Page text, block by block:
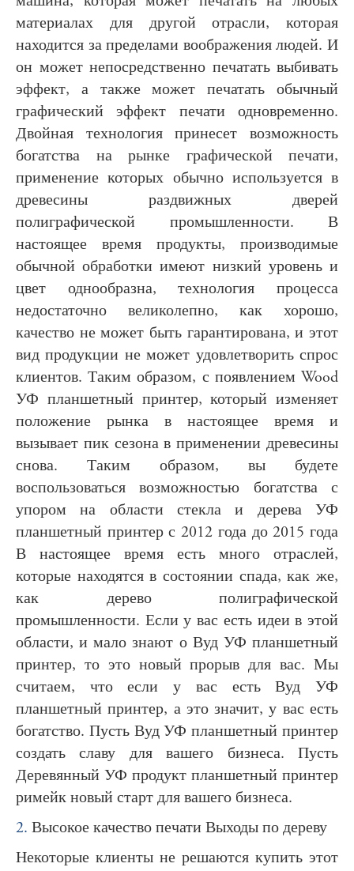
материалах для другой отрасли, которая
находится за пределами воображения людей. И
он может непосредственно печатать выбивать
эффект, а также может печатать обычный
графический эффект печати одновременно.
Двойная технология принесет возможность
богатства на рынке графической печати,
применение которых обычно используется в
древесины раздвижных дверей
полиграфической промышленности. В
настоящее время продукты, производимые
обычной обработки имеют низкий уровень и
цвет однообразна, технология процесса
недостаточно великолепно, как хорошо,
качество не может быть гарантирована, и этот
вид продукции не может удовлетворить спрос
клиентов. Таким образом, с появлением Wood
УФ планшетный принтер, который изменяет
положение рынка в настоящее время и
вызывает пик сезона в применении древесины
снова. Таким образом, вы будете
воспользоваться возможностью богатства с
упором на области стекла и дерева УФ
планшетный принтер с 2012 года до 2015 года
В настоящее время есть много отраслей,
которые находятся в состоянии спада, как же,
как дерево полиграфической
промышленности. Если у вас есть идеи в этой
области, и мало знают о Вуд УФ планшетный
принтер, то это новый прорыв для вас. Мы
считаем, что если у вас есть Вуд УФ
планшетный принтер, а это значит, у вас есть
богатство. Пусть Вуд УФ планшетный принтер
создать славу для вашего бизнеса. Пусть
Деревянный УФ продукт планшетный принтер
римейк новый старт для вашего бизнеса.
2. Высокое качество печати Выходы по дереву
Некоторые клиенты не решаются купить этот